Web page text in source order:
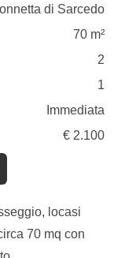
di Sarcedo
70 m²
2
1
Immediata
€ 2.100
locasi
70 mq con